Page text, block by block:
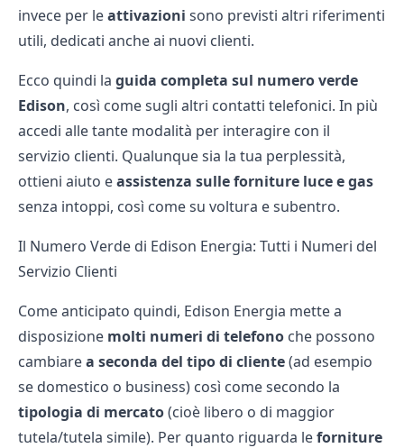
invece per leattivazioni sono previsti altri riferimenti
utili, dedicati anche ai nuovi clienti.
Ecco quindi la guida completa sul numero verde
Edison, così come sugli altri contatti telefonici. In più
accedi alle tante modalità per interagire con il
servizio clienti. Qualunque sia la tua perplessità,
ottieni aiuto eassistenza sulle forniture luce e gas
senza intoppi, così come su voltura e subentro.
Il Numero Verde di Edison Energia: Tutti i Numeri del
Servizio Clienti
Come anticipato quindi, Edison Energia mette a
disposizione molti numeri di telefono che possono
cambiarea seconda del tipo di cliente(ad esempio
se domestico o business) così come secondo la
tipologia di mercato(cioè libero o di maggior
tutela/tutela simile). Per quanto riguarda leforniture